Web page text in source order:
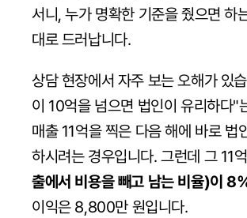
서니, 누가 명확한 기준을 줬으면 하
대로 드러납니다.
상담 현장에서 자주 보는 오해가 있
이 10억을 넘으면 법인이 유리하다"
매출 11억을 찍은 다음 해에 바로 법
하시려는 경우입니다. 그런데 그 11
출에서 비용을 빼고 남는 비율)이
이익은 8,800만 원입니다.